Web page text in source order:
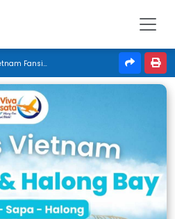
5 Days | Vietnam Fansipan & Halong Bay | April 2026 | Jakarta